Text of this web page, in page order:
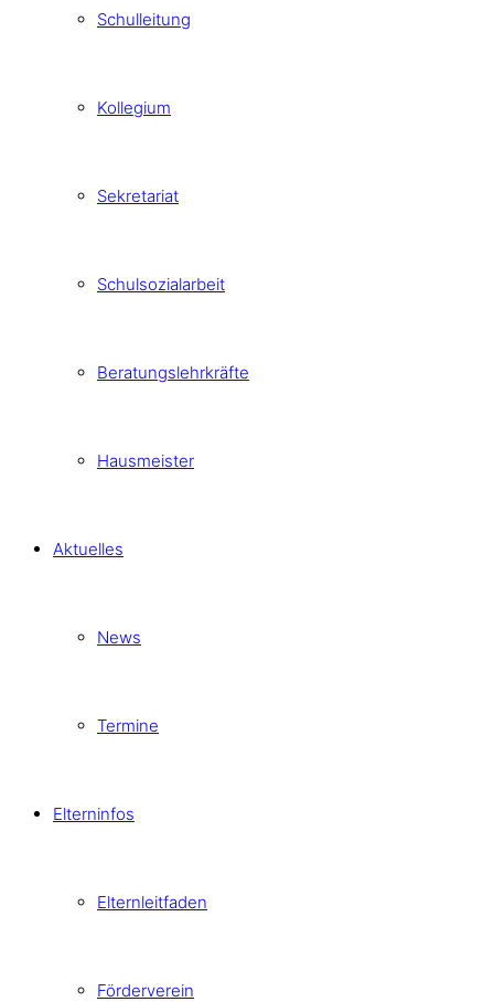
Schulleitung
Kollegium
Sekretariat
Schulsozialarbeit
Beratungslehrkräfte
Hausmeister
Aktuelles
News
Termine
Elterninfos
Elternleitfaden
Förderverein